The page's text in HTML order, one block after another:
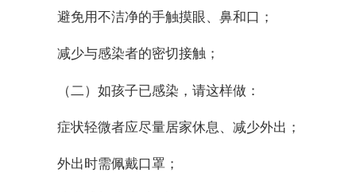
避免用不洁净的手触摸眼、鼻和口；
减少与感染者的密切接触；
（二）如孩子已感染，请这样做：
症状轻微者应尽量居家休息、减少外出；
外出时需佩戴口罩；